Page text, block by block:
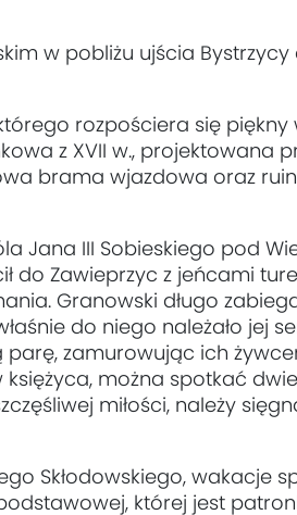
w pobliżu ujścia
rozpościera się
z XVII w., projektowana
brama wjazdowa oraz
Jana III Sobieskiego pod
do Zawieprzyc z jeńcami
Granowski długo
do niego należało jej
zamurowując ich
można spotkać
miłości, należy
Skłodowskiego, wakacje
której jest